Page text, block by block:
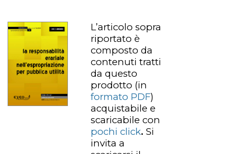
L’articolo sopra
riportato è
composto da
contenuti tratti
da questo
prodotto (in
formato PDF)
acquistabile e
scaricabile con
pochi click. Si
invita a